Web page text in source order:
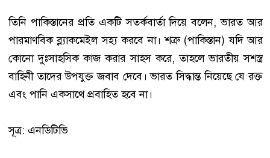
তিনি পাকিস্তানের প্রতি একটি সতর্কবার্তা দিয়ে বলেন, ভারত আর
পারমাণবিক ব্ল্যাকমেইল সহ্য করবে না। শত্রু (পাকিস্তান) যদি আর
কোনো দুঃসাহসিক কাজ করার সাহস করে, তাহলে ভারতীয় সশস্ত্র
বাহিনী তাদের উপযুক্ত জবাব দেবে। ভারত সিদ্ধান্ত নিয়েছে যে রক্ত
এবং পানি একসাথে প্রবাহিত হবে না।
সূত্র: এনডিটিভি